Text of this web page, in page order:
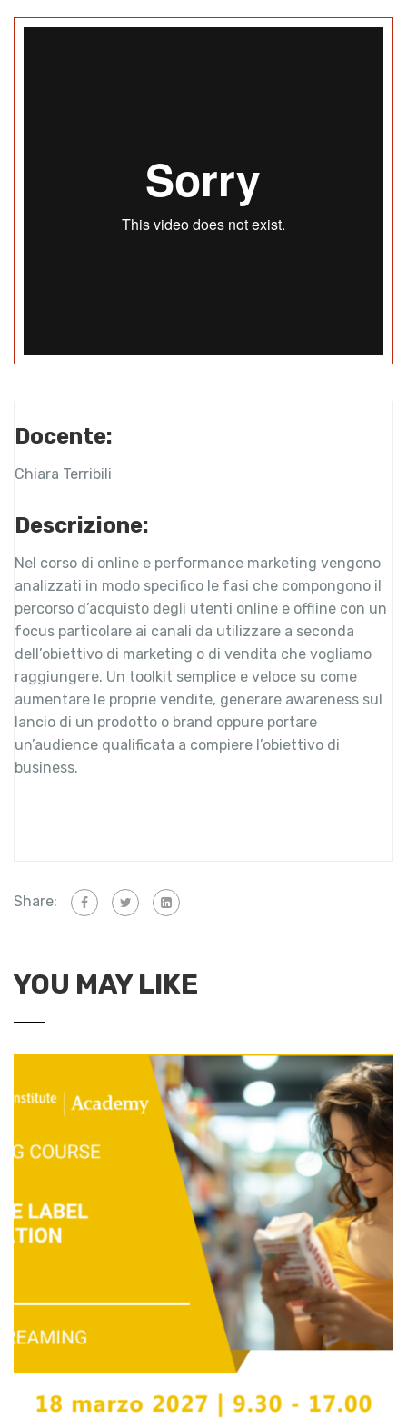
Docente:
Chiara Terribili
Descrizione:
Nel corso di online e performance marketing vengono
analizzati in modo specifico le fasi che compongono il
percorso d’acquisto degli utenti online e offline con un
focus particolare ai canali da utilizzare a seconda
dell’obiettivo di marketing o di vendita che vogliamo
raggiungere. Un toolkit semplice e veloce su come
aumentare le proprie vendite, generare awareness sul
lancio di un prodotto o brand oppure portare
un’audience qualificata a compiere l’obiettivo di
business.
Share:
YOU MAY LIKE